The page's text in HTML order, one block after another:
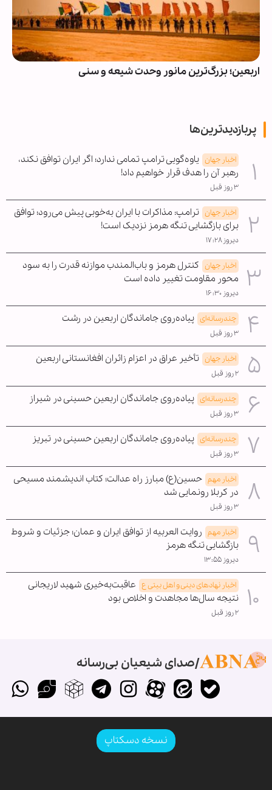
اربعین؛ بزرگ‌ترین مانور وحدت شیعه و سنی
پربازدیدترین‌ها
اخبار جهان یاوه‌گویی ترامپ تمامی ندارد؛ اگر ایران توافق نکند،
رهبر آن را هدف قرار خواهیم داد!
۳ روز قبل
اخبار جهان ترامپ: مذاکرات با ایران به‌خوبی پیش می‌رود؛ توافق
برای بازگشایی تنگه هرمز نزدیک است!
دیروز ۱۷:۲۸
اخبار جهان کنترل هرمز و باب‌المندب موازنه قدرت را به سود
محور مقاومت تغییر داده است
دیروز ۱۶:۳۰
چندرسانه‌ای پیاده‌روی جاماندگان اربعین در رشت
۳ روز قبل
اخبار جهان تأخیر عراق در اعزام زائران افغانستانی اربعین
۲ روز قبل
چندرسانه‌ای پیاده‌روی جاماندگان اربعین حسینی در شیراز
۳ روز قبل
چندرسانه‌ای پیاده‌روی جاماندگان اربعین حسینی در تبریز
۳ روز قبل
اخبار مهم حسین(ع) مبارز راه عدالت؛ کتاب اندیشمند مسیحی
در کربلا رونمایی شد
۳ روز قبل
اخبار مهم روایت العربیه از توافق ایران و عمان؛ جزئیات و شروط
بازگشایی تنگه هرمز
دیروز ۱۳:۵۵
اخبار نهادهای دینی و اهل بیتی ع عاقبت‌به‌خیری شهید لاریجانی
نتیجه سال‌ها مجاهدت و اخلاص بود
۲ روز قبل
صدای شیعیان بی‌رسانه
نسخه دسکتاپ